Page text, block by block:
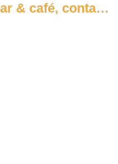
& café, container & mobila lösningar